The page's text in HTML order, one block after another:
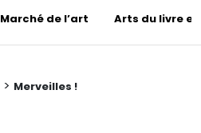
Marché de l’art Arts du livre
> Merveilles !